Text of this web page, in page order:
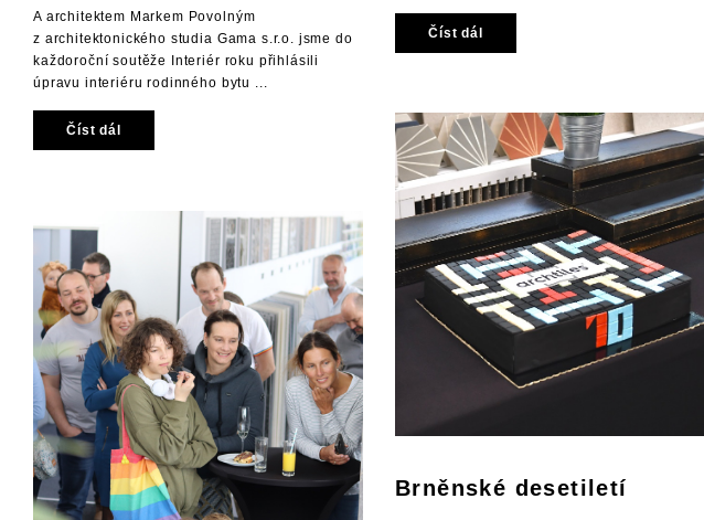
Číst dál
A architektem Markem Povolným
z architektonického studia Gama s.r.o. jsme do
každoroční soutěže Interiér roku přihlásili
úpravu interiéru rodinného bytu ...
Číst dál
Brněnské desetiletí